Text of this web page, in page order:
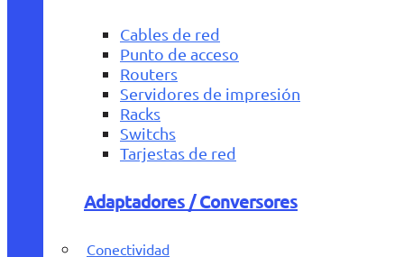
Cables de red
Punto de acceso
Routers
Servidores de impresión
Racks
Switchs
Tarjestas de red
Adaptadores / Conversores
Conectividad